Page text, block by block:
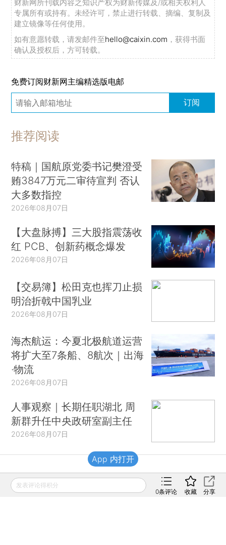
财新网所刊载内容之知识产权为财新传媒及/或相关权利人
专属所有或持有。未经许可，禁止进行转载、摘编、复制及
建立镜像等任何使用。
如有意愿转载，请发邮件至hello@caixin.com ，获得书面
确认及授权后，方可转载。
免费订阅财新网主编精选版电邮
订阅
推荐阅读
特稿｜国航原党委书记樊澄受
贿3847万元二审待宣判 否认
大多数指控
2026年08月07日
【大盘脉搏】三大股指震荡收
红 PCB、创新药概念爆发
2026年08月07日
【交易簿】松田克也挥刀止损
明治折戟中国乳业
2026年08月07日
海杰航运：今夏北极航道运营
将扩大至7条船、8航次｜出海
·物流
2026年08月07日
人事观察｜长期任职湖北 周
新群升任中央政研室副主任
2026年08月07日
财新移动
发表评论得积分
0条评论 收藏 分享
App 内打开